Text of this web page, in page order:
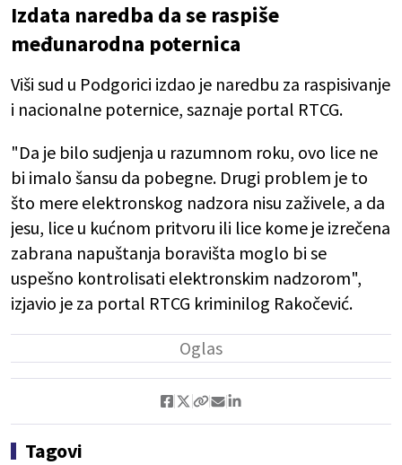
Izdata naredba da se raspiše
međunarodna poternica
Viši sud u Podgorici izdao je naredbu za raspisivanje
i nacionalne poternice, saznaje portal RTCG.
"Da je bilo sudjenja u razumnom roku, ovo lice ne
bi imalo šansu da pobegne. Drugi problem je to
što mere elektronskog nadzora nisu zaživele, a da
jesu, lice u kućnom pritvoru ili lice kome je izrečena
zabrana napuštanja boravišta moglo bi se
uspešno kontrolisati elektronskim nadzorom",
izjavio je za portal RTCG kriminilog Rakočević.
Tagovi